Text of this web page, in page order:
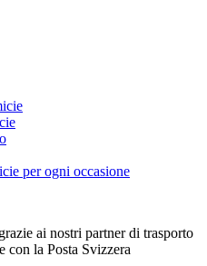
per ogni occasione
ai nostri partner di trasporto
con la Posta Svizzera